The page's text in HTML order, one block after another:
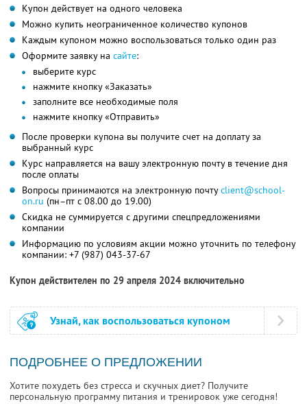
Купон действует на одного человека
Можно купить неограниченное количество купонов
Каждым купоном можно воспользоваться только один раз
Оформите заявку на сайте:
выберите курс
нажмите кнопку «Заказать»
заполните все необходимые поля
нажмите кнопку «Отправить»
После проверки купона вы получите счет на доплату за
выбранный курс
Курс направляется на вашу электронную почту в течение дня
после оплаты
Вопросы принимаются на электронную почтуclient@school-
on.ru (пн–пт с 08.00 до 19.00)
Скидка не суммируется с другими спецпредложениями
компании
Информацию по условиям акции можно уточнить по телефону
компании: +7 (987) 043-37-67
Купон действителен по 29 апреля 2024 включительно
Узнай, как воспользоваться купоном
ПОДРОБНЕЕ О ПРЕДЛОЖЕНИИ
Хотите похудеть без стресса и скучных диет? Получите
персональную программу питания и тренировок уже сегодня!